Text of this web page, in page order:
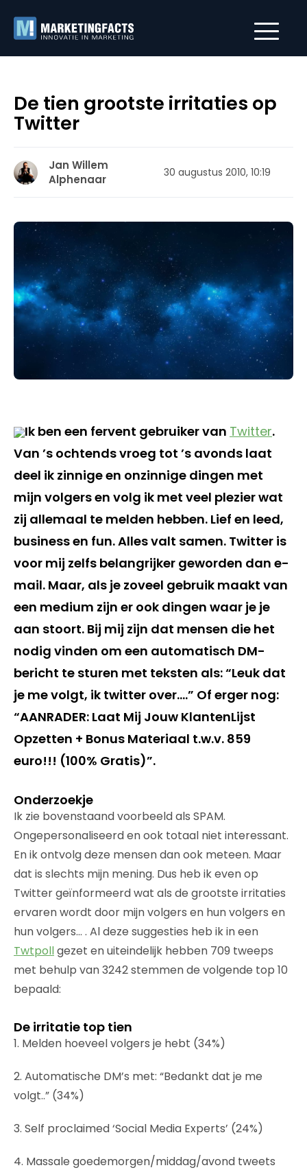
De tien grootste irritaties op
Twitter
Jan Willem
Alphenaar
30 augustus 2010, 10:19
Ik ben een fervent gebruiker van Twitter.
Van ’s ochtends vroeg tot ’s avonds laat
deel ik zinnige en onzinnige dingen met
mijn volgers en volg ik met veel plezier wat
zij allemaal te melden hebben. Lief en leed,
business en fun. Alles valt samen. Twitter is
voor mij zelfs belangrijker geworden dan e-
mail. Maar, als je zoveel gebruik maakt van
een medium zijn er ook dingen waar je je
aan stoort. Bij mij zijn dat mensen die het
nodig vinden om een automatisch DM-
bericht te sturen met teksten als: “Leuk dat
je me volgt, ik twitter over….” Of erger nog:
“AANRADER: Laat Mij Jouw KlantenLijst
Opzetten + Bonus Materiaal t.w.v. 859
euro!!! (100% Gratis)”.
Onderzoekje
Ik zie bovenstaand voorbeeld als SPAM.
Ongepersonaliseerd en ook totaal niet interessant.
En ik ontvolg deze mensen dan ook meteen. Maar
dat is slechts mijn mening. Dus heb ik even op
Twitter geïnformeerd wat als de grootste irritaties
ervaren wordt door mijn volgers en hun volgers en
hun volgers… . Al deze suggesties heb ik in een
Twtpollgezet en uiteindelijk hebben 709 tweeps
met behulp van 3242 stemmen de volgende top 10
bepaald:
De irritatie top tien
1. Melden hoeveel volgers je hebt (34%)
2. Automatische DM’s met: “Bedankt dat je me
volgt..” (34%)
3. Self proclaimed ‘Social Media Experts’ (24%)
4. Massale goedemorgen/middag/avond tweets